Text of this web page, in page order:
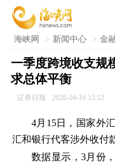
海峡网 > 新闻中心 > 金
一季度跨境收支规
求总体平衡
证券日报 2026-04-16 15:12
4月15日，国家外
汇和银行代客涉外收付
数据显示，3月份